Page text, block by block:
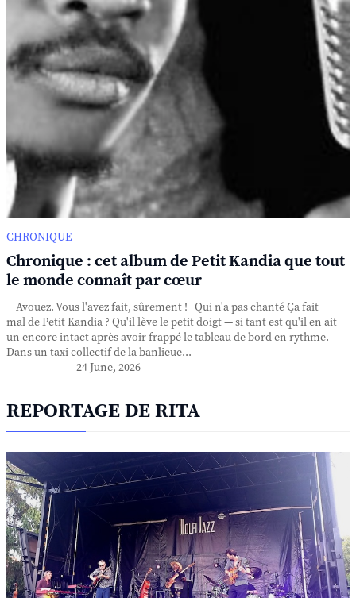
CHRONIQUE
Chronique : cet album de Petit Kandia que tout
le monde connaît par cœur
Avouez. Vous l'avez fait, sûrement ! Qui n'a pas chanté Ça fait
mal de Petit Kandia ? Qu'il lève le petit doigt — si tant est qu'il en ait
un encore intact après avoir frappé le tableau de bord en rythme.
Dans un taxi collectif de la banlieue...
24 June, 2026
REPORTAGE DE RITA